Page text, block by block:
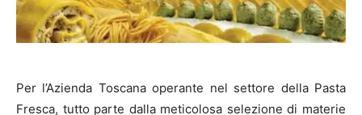
Per l’Azienda Toscana operante nel settore della Pasta
Fresca, tutto parte dalla meticolosa selezione di materie